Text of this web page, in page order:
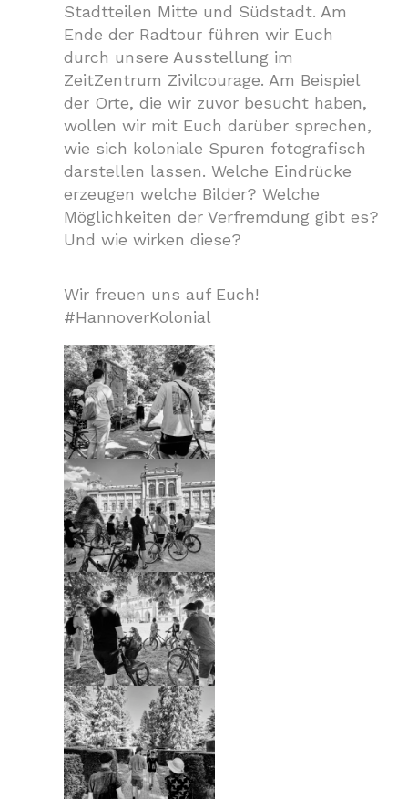
Stadtteilen Mitte und Südstadt. Am
Ende der Radtour führen wir Euch
durch unsere Ausstellung im
ZeitZentrum Zivilcourage. Am Beispiel
der Orte, die wir zuvor besucht haben,
wollen wir mit Euch darüber sprechen,
wie sich koloniale Spuren fotografisch
darstellen lassen. Welche Eindrücke
erzeugen welche Bilder? Welche
Möglichkeiten der Verfremdung gibt es?
Und wie wirken diese?
Wir freuen uns auf Euch!
#HannoverKolonial